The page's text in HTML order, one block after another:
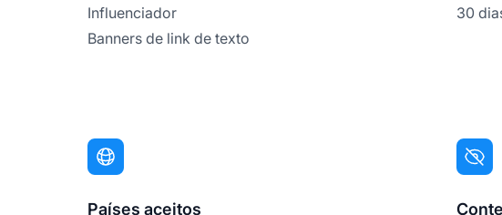
Influenciador
Banners de link de texto
30
Países aceitos